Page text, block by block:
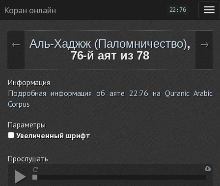
Коран онлайн 22:76
← Аль-Хаджж (Паломничество),
76-й аят из 78
→
Информация
Подробная информация об аяте 22:76 на Quranic Arabic
Corpus
Параметры
Увеличенный шрифт
Прослушать